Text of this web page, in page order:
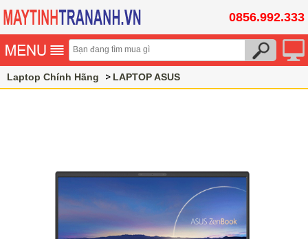
0856.992.333
Laptop Chính Hãng LAPTOP ASUS